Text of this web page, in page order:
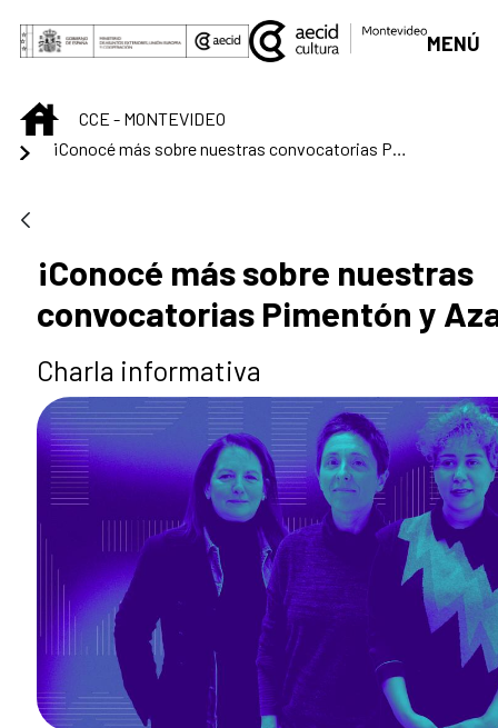
Saltar al contenido principal
MENÚ
INICIOCCE - MONTEVIDEO
¡Conocé más sobre nuestras convocatorias Pimentón y Azafrán!
¡Conocé más sobre nuestras
convocatorias Pimentón y
Charla informativa